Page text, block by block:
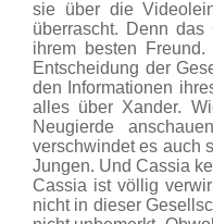
sie über die
überrascht. Denn
ihrem besten
Entscheidung der
den Informationen
alles über Xander.
Neugierde
verschwindet es auch
Jungen. Und Cassia
Cassia ist völlig
nicht in dieser